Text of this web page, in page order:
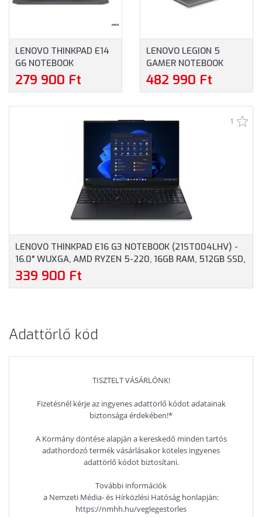
LENOVO THINKPAD E14
G6 NOTEBOOK
(21M3002FCX) - 14.0"
WUXGA, AMD RYZEN 5-
PROFESSIONAL, 3 ÉV
GARANCIA, FEKETE
279 900 Ft
LENOVO LEGION 5
GAMER NOTEBOOK
(83DG00FNHV) - 16.0"
WQXGA, INTEL CORE I5-
GEFORCE RTX 4050
6GB, MAGYAR
BILLENTYŰZET,
OPERÁCIÓS RENDSZER
NÉLKÜL, 3 ÉV GARANCIA,
SZÜRKE SZÍNBEN
482 990 Ft
1
LENOVO THINKPAD E16 G3 NOTEBOOK (21ST004LHV) -
16.0" WUXGA, AMD RYZEN 5-220, 16GB RAM, 512GB SSD,
MAGYAR BILLENTYŰZET, WINDOWS 11 PROFESSIONAL, 3
ÉV GARANCIA, FEKETE SZÍNBEN
339 900 Ft
Adattörlő kód
TISZTELT VÁSÁRLÓNK!
Fizetésnél kérje az ingyenes adattörlő kódot adatainak
biztonsága érdekében!*
A Kormány döntése alapján a kereskedő minden tartós
adathordozó termék vásárlásakor köteles ingyenes
adattörlő kódot biztosítani.
További információk
a Nemzeti Média- és Hírközlési Hatóság honlapján:
https://nmhh.hu/veglegestorles